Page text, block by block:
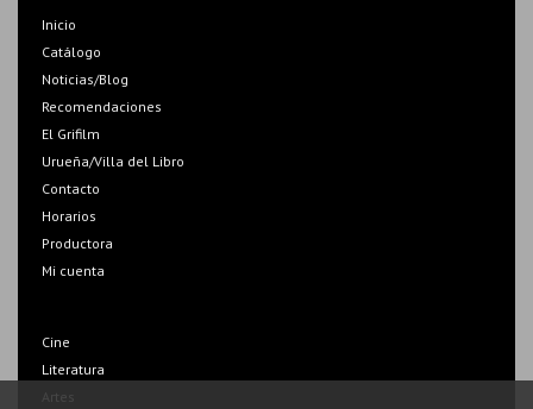
Inicio
Catálogo
Noticias/Blog
Recomendaciones
El Grifilm
Urueña/Villa del Libro
Contacto
Horarios
Productora
Mi cuenta
Cine
Literatura
Artes